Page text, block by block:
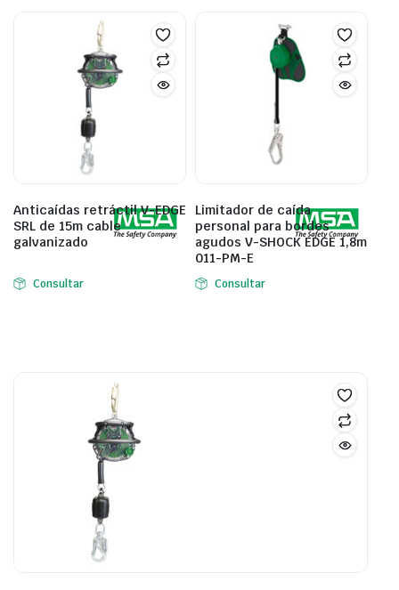
Anticaídas retráctil V-EDGE
SRL de 15m cable
galvanizado
Consultar
Limitador de caída
personal para bordes
agudos V-SHOCK EDGE 1,8m
011-PM-E
Consultar